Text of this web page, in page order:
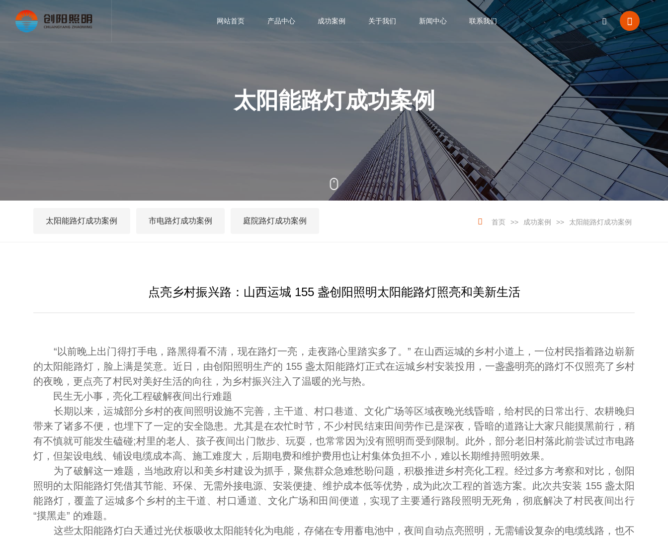
网站首页 产品中心
高杆灯系列 

成功案例
庭院路灯成功案例 
关于我们
企业文化
新闻中心 联系我们  
CN
EN
太阳能路灯成功案例
太阳能路灯成功案例 市电路灯成功案例 庭院路灯成功案例  首页 >> 成功案例 >> 太阳能路灯成功案例
点亮乡村振兴路：山西运城 155 盏创阳照明太阳能路灯照亮和美新生活
“以前晚上出门得打手电，路黑得看不清，现在路灯一亮，走夜路心里踏实多了。” 在山西运城的乡村小道上，一位村民指着路边崭新
的太阳能路灯，脸上满是笑意。近日，由创阳照明生产的 155 盏太阳能路灯正式在运城乡村安装投用，一盏盏明亮的路灯不仅照亮了乡村
的夜晚，更点亮了村民对美好生活的向往，为乡村振兴注入了温暖的光与热。
民生无小事，亮化工程破解夜间出行难题
长期以来，运城部分乡村的夜间照明设施不完善，主干道、村口巷道、文化广场等区域夜晚光线昏暗，给村民的日常出行、农耕晚归
带来了诸多不便，也埋下了一定的安全隐患。尤其是在农忙时节，不少村民结束田间劳作已是深夜，昏暗的道路让大家只能摸黑前行，稍
有不慎就可能发生磕碰;村里的老人、孩子夜间出门散步、玩耍，也常常因为没有照明而受到限制。此外，部分老旧村落此前尝试过市电路
灯，但架设电线、铺设电缆成本高、施工难度大，后期电费和维护费用也让村集体负担不小，难以长期维持照明效果。
为了破解这一难题，当地政府以和美乡村建设为抓手，聚焦群众急难愁盼问题，积极推进乡村亮化工程。经过多方考察和对比，创阳
照明的太阳能路灯凭借其节能、环保、无需外接电源、安装便捷、维护成本低等优势，成为此次工程的首选方案。此次共安装 155 盏太阳
能路灯，覆盖了运城多个乡村的主干道、村口通道、文化广场和田间便道，实现了主要通行路段照明无死角，彻底解决了村民夜间出行
“摸黑走” 的难题。
这些太阳能路灯白天通过光伏板吸收太阳能转化为电能，存储在专用蓄电池中，夜间自动点亮照明，无需铺设复杂的电缆线路，也不